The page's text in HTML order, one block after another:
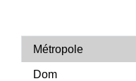
Métropole
Dom